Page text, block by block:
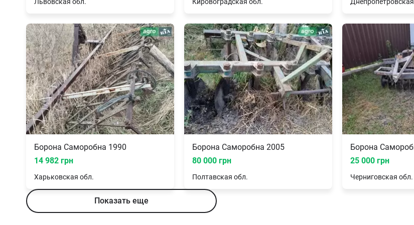
Борона Саморобна 1990
14 982 грн
Харьковская обл.
Борона Саморобна 2005
80 000 грн
Полтавская обл.
25 000 грн
Черниговская обл.
Показать еще